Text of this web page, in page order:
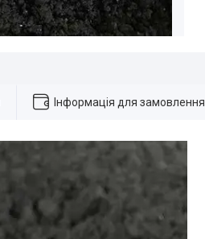
Інформація для замовлення